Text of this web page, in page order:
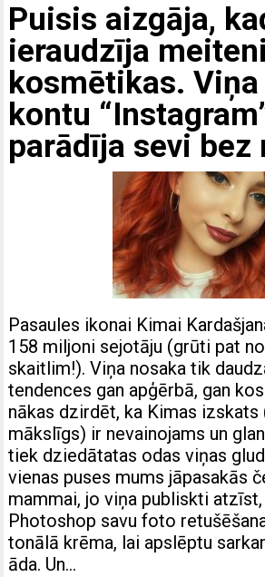
Puisis aizgāja,
ieraudzīja
kosmētikas.
kontu
parādīja sevi bez
Pasaules ikonai Kimai
158 miljoni sejotāju (grūti pat
skaitlim!). Viņa nosaka tik
tendences gan apģērbā, gan
nākas dzirdēt, ka Kimas izskats
mākslīgs) ir nevainojams un
tiek dziedātatas odas viņas
vienas puses mums jāpasakās
mammai, jo viņa publiskti
Photoshop savu foto
tonālā krēma, lai apslēptu
āda. Un…